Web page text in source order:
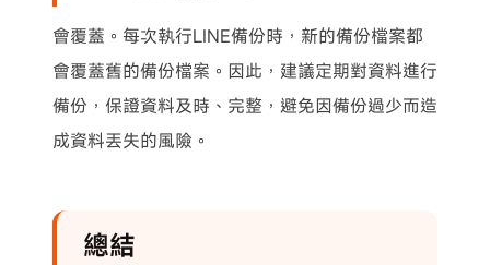
會覆蓋。每次執行LINE備份時，新的備份檔案都
會覆蓋舊的備份檔案。因此，建議定期對資料進行
備份，保證資料及時、完整，避免因備份過少而造
成資料丟失的風險。
總結